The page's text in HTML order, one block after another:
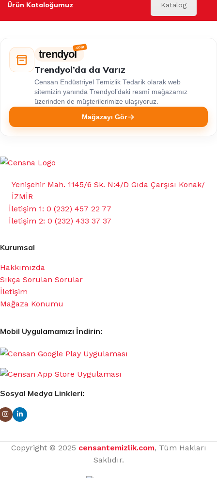
Ürün Kataloğumuz Katalog
trendyol
Trendyol’da da Varız
Censan Endüstriyel Temizlik Tedarik olarak web
sitemizin yanında Trendyol’daki resmî mağazamız
üzerinden de müşterilerimize ulaşıyoruz.
Mağazayı Gör
Yenişehir Mah. 1145/6 Sk. N:4/D Gıda Çarşısı Konak/
İZMİR
İletişim 1: 0 (232) 457 22 77
İletişim 2: 0 (232) 433 37 37
Kurumsal
Hakkımızda
Sıkça Sorulan Sorular
İletişim
Mağaza Konumu
Mobil Uygulamamızı İndirin:
Sosyal Medya Linkleri:
Copyright © 2025 censantemizlik.com, Tüm Hakları
Saklıdır.